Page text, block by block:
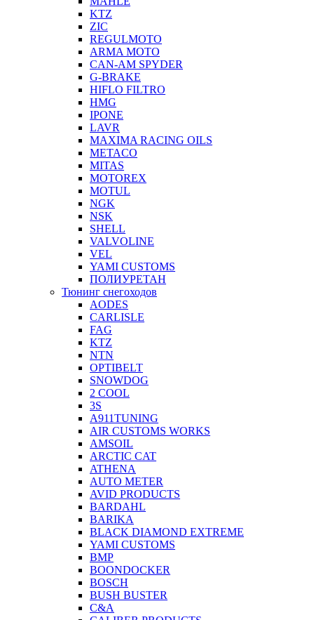
KTZ
ZIC
REGULMOTO
ARMA MOTO
CAN-AM SPYDER
G-BRAKE
HIFLO FILTRO
HMG
IPONE
LAVR
MAXIMA RACING OILS
METACO
MITAS
MOTOREX
MOTUL
NGK
NSK
SHELL
VALVOLINE
VEL
YAMI CUSTOMS
ПОЛИУРЕТАН
Тюнинг снегоходов
AODES
CARLISLE
FAG
KTZ
NTN
OPTIBELT
SNOWDOG
2 СOOL
3S
A911TUNING
AIR CUSTOMS WORKS
AMSOIL
ARCTIC CAT
ATHENA
AUTO METER
AVID PRODUCTS
BARDAHL
BARIKA
BLACK DIAMOND EXTREME
YAMI CUSTOMS
BMP
BOONDOCKER
BOSCH
BUSH BUSTER
C&A